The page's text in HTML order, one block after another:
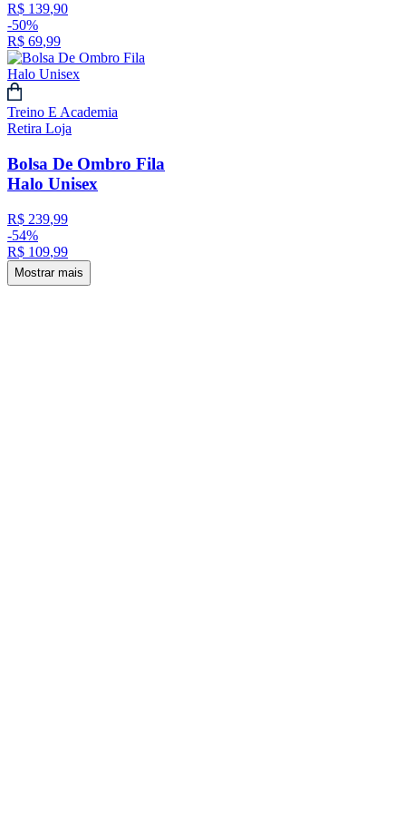
R$ 139,90
-50%
R$ 69,99
Treino E Academia
Retira Loja
Bolsa De Ombro Fila
Halo Unisex
R$ 239,99
-54%
R$ 109,99
Mostrar mais